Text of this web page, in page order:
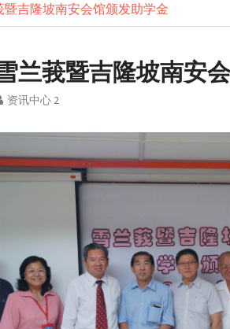
暨吉隆坡南安会馆颁发助学金
兰莪暨吉隆坡南安
资讯中心 2